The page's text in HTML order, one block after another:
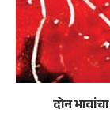
दोन